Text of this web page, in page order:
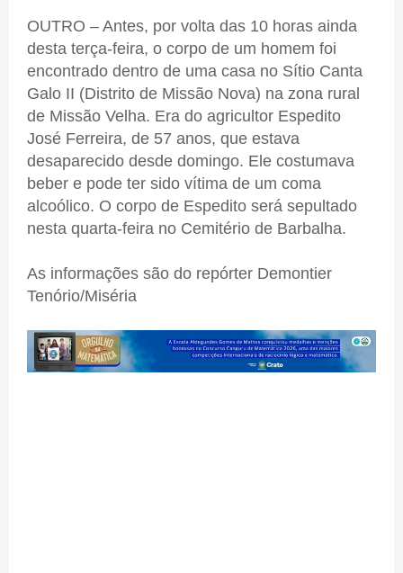
OUTRO – Antes, por volta das 10 horas ainda
desta terça-feira, o corpo de um homem foi
encontrado dentro de uma casa no Sítio Canta
Galo II (Distrito de Missão Nova) na zona rural
de Missão Velha. Era do agricultor Espedito
José Ferreira, de 57 anos, que estava
desaparecido desde domingo. Ele costumava
beber e pode ter sido vítima de um coma
alcoólico. O corpo de Espedito será sepultado
nesta quarta-feira no Cemitério de Barbalha.
As informações são do repórter Demontier
Tenório/Miséria